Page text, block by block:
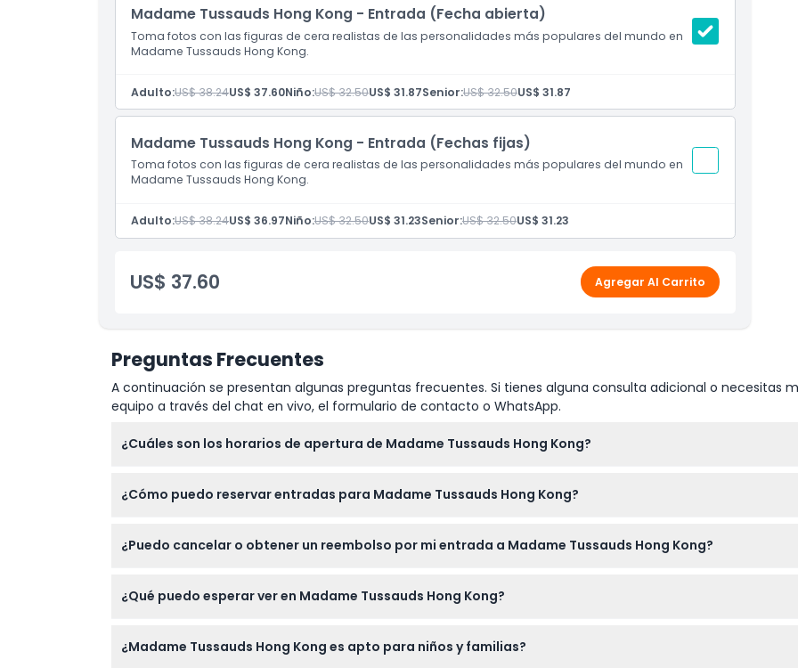
Política de Cancelación
Madame Tussauds Hong Kong - Entrada (Fecha abierta)
Toma fotos con las figuras de cera realistas de las personalidades más populares del mundo en
Madame Tussauds Hong Kong.
Adulto:US$ 38.24US$ 37.60Niño:US$ 32.50US$ 31.87Senior:US$ 32.50US$ 31.87
Madame Tussauds Hong Kong - Entrada (Fechas fijas)
Toma fotos con las figuras de cera realistas de las personalidades más populares del mundo en
Madame Tussauds Hong Kong.
Adulto:US$ 38.24US$ 36.97Niño:US$ 32.50US$ 31.23Senior:US$ 32.50US$ 31.23
US$ 37.60 Agregar Al Carrito
Preguntas Frecuentes
A continuación se presentan algunas preguntas frecuentes. Si tienes alguna consulta adicional o necesitas
equipo a través del chat en vivo, el formulario de contacto o WhatsApp.
¿Cuáles son los horarios de apertura de Madame Tussauds Hong Kong?
confirme al momento de la reserva).
¿Cómo puedo reservar entradas para Madame Tussauds Hong Kong?
¿Puedo cancelar o obtener un reembolso por mi entrada a Madame Tussauds Hong Kong?
¿Qué puedo esperar ver en Madame Tussauds Hong Kong?
Música y Figuras Históricas.
¿Madame Tussauds Hong Kong es apto para niños y familias?